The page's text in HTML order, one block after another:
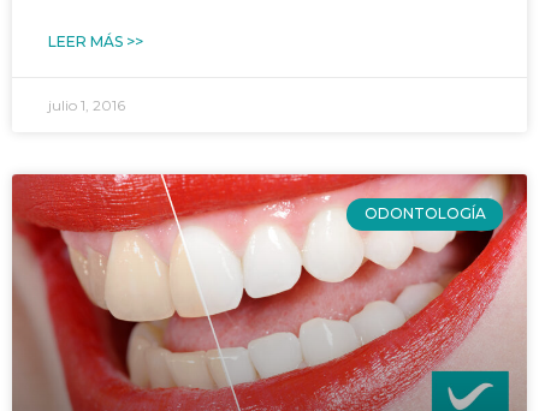
LEER MÁS >>
julio 1, 2016
ODONTOLOGÍA